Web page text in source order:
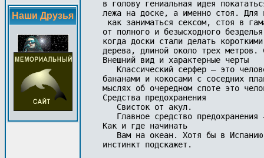
Наши Друзья
в голову гениальная идея
лежа на доске, а именно стоя. Для
как заниматься сексом, стоя в
от полного и безысходного
когда доски стали делать
дерева, длиной около трех метров.
Внешний вид и характерные черты
Классический серфер – это
бананами и кокосами с соседних
мыслях об очередном споте это
Средства предохранения
   Свисток от акул.
Главное средство предохранения
Как и где начинать
Вам на океан. Хотя бы в
инстинкт подскажет.